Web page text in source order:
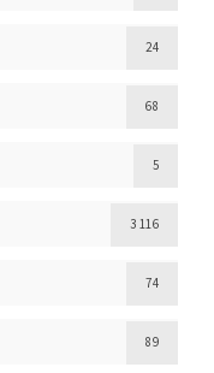
24
68
5
3 116
74
89